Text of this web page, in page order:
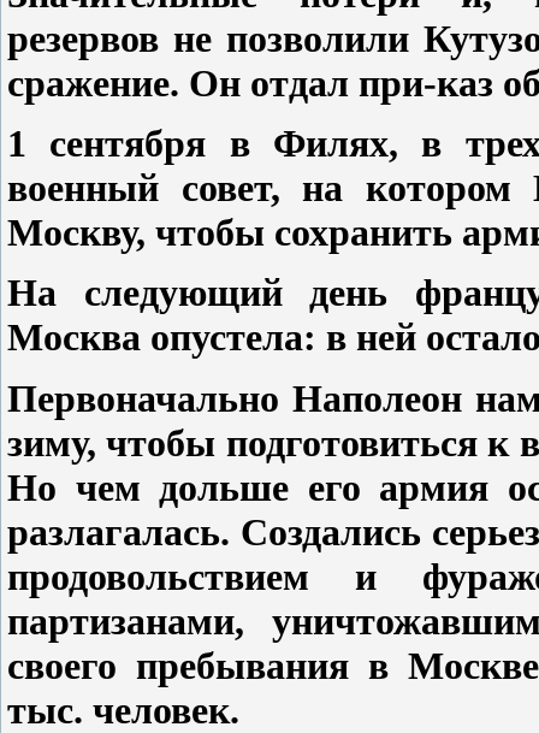
резервов не позволили
сражение. Он отдал при-каз
1 сентября в Филях, в
военный совет, на котором
Москву, чтобы сохранить
На следующий день
Москва опустела: в ней
Первоначально Наполеон
зиму, чтобы подготовиться к
Но чем дольше его армия
разлагалась. Создались
продовольствием и
партизанами,
своего пребывания в
тыс. человек.